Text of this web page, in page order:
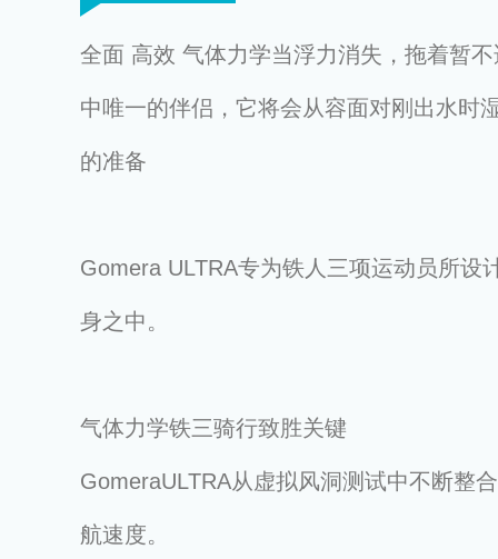
全面 高效 气体力学当浮力消失，拖着暂
中唯一的伴侣，它将会从容面对刚出水
的准备
Gomera ULTRA专为铁人三项运动员所
身之中。
气体力学铁三骑行致胜关键
GomeraULTRA从虚拟风洞测试中不断整
航速度。